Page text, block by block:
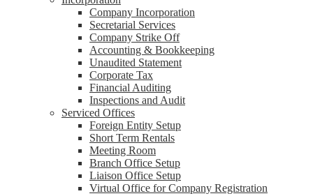
Company Incorporation
Secretarial Services
Company Strike Off
Accounting & Bookkeeping
Unaudited Statement
Corporate Tax
Financial Auditing
Inspections and Audit
Serviced Offices
Foreign Entity Setup
Short Term Rentals
Meeting Room
Branch Office Setup
Liaison Office Setup
Virtual Office for Company Registration